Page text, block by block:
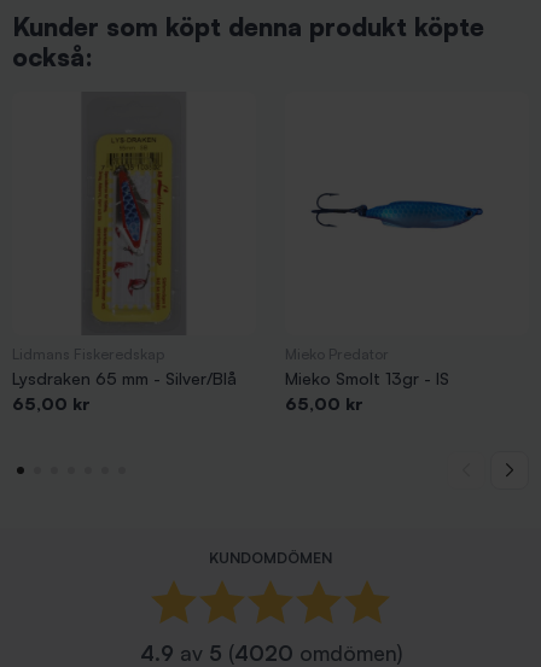
Kunder som köpt denna produkt köpte
också:
Lysdraken 65 mm - Silver/Blå
Pris
65,00 kr
Mieko Smolt 13gr - IS
Pris
65,00 kr
KUNDOMDÖMEN
4.9 av 5 (4020 omdömen)